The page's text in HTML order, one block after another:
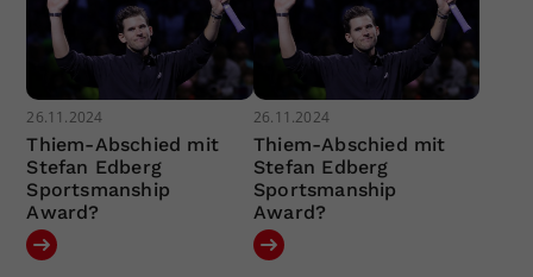
26.11.2024
Thiem-Abschied mit
Stefan Edberg
Sportsmanship
Award?
26.11.2024
Thiem-Abschied mit
Stefan Edberg
Sportsmanship
Award?